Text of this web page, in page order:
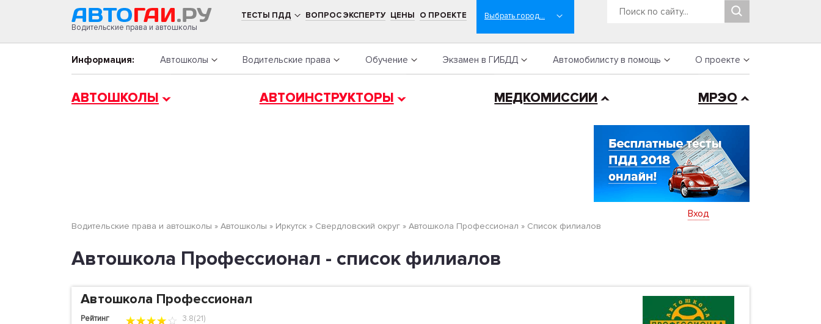
Водительские права и автошколы
ТЕСТЫ ПДД ВОПРОС ЭКСПЕРТУ ЦЕНЫ О ПРОЕКТЕ
Информация: Автошколы Водительские права Обучение Экзамен в ГИБДД Автомобилисту в помощь О проекте
АВТОШКОЛЫ АВТОИНСТРУКТОРЫ МЕДКОМИССИИ МРЭО
Водительские права и автошколы » Автошколы » Иркутск » Свердловский округ » Автошкола Профессионал » Cписок филиалов
Вход
Автошкола Профессионал - список филиалов
Автошкола Профессионал
Рейтинг
3.8(21)